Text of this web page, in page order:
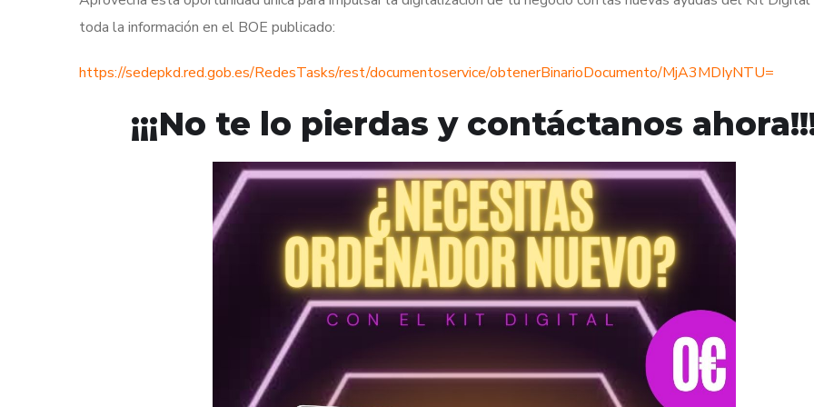
toda la información en el BOE publicado:
https://sedepkd.red.gob.es/RedesTasks/rest/documentoservice/obtenerBinarioDocumento/MjA3MDIyNTU=
¡¡¡No te lo pierdas y contáctanos